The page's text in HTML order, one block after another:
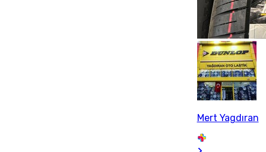
Mert Yagdıran